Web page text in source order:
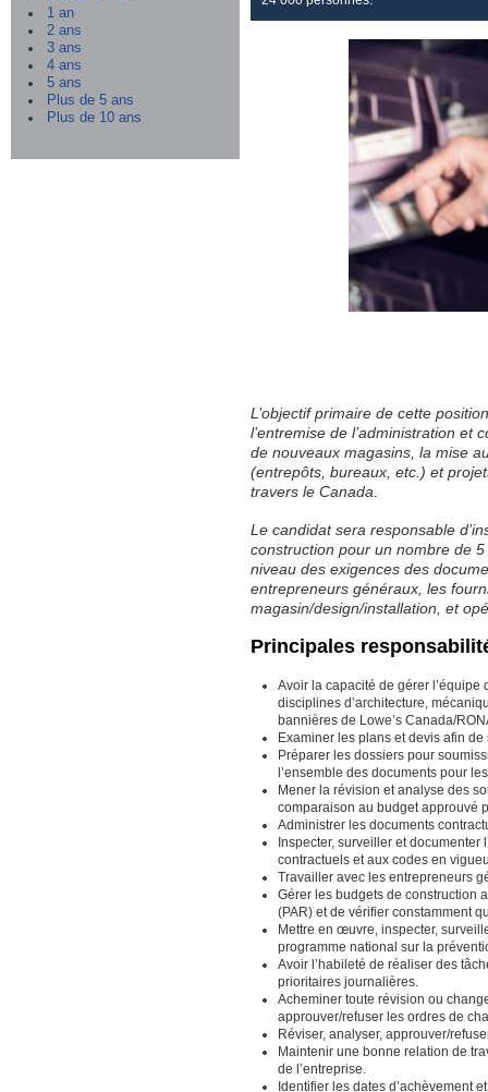
1 an
2 ans
3 ans
4 ans
5 ans
Plus de 5 ans
Plus de 10 ans
L’objectif primaire de cette
l’entremise de l’administration
de nouveaux magasins, la mise
(entrepôts, bureaux, etc.) et
travers le Canada.
Le candidat sera responsable
construction pour un nombre de
niveau des exigences des
entrepreneurs généraux, les
magasin/design/installation, et
Principales
Avoir la capacité de gérer l’équipe
disciplines d’architecture,
bannières de Lowe’s Canada/
Examiner les plans et devis afin
Préparer les dossiers pour
l’ensemble des documents pour
Mener la révision et analyse des
comparaison au budget approuvé
Administrer les documents
Inspecter, surveiller et
contractuels et aux codes en
Travailler avec les entrepreneurs
Gérer les budgets de construction
(PAR) et de vérifier constamment
Mettre en œuvre, inspecter,
programme national sur la
Avoir l’habileté de réaliser des
prioritaires journalières.
Acheminer toute révision ou
approuver/refuser les ordres de
Réviser, analyser, approuver/
Maintenir une bonne relation de
de l’entreprise.
Identifier les dates d’achèvement